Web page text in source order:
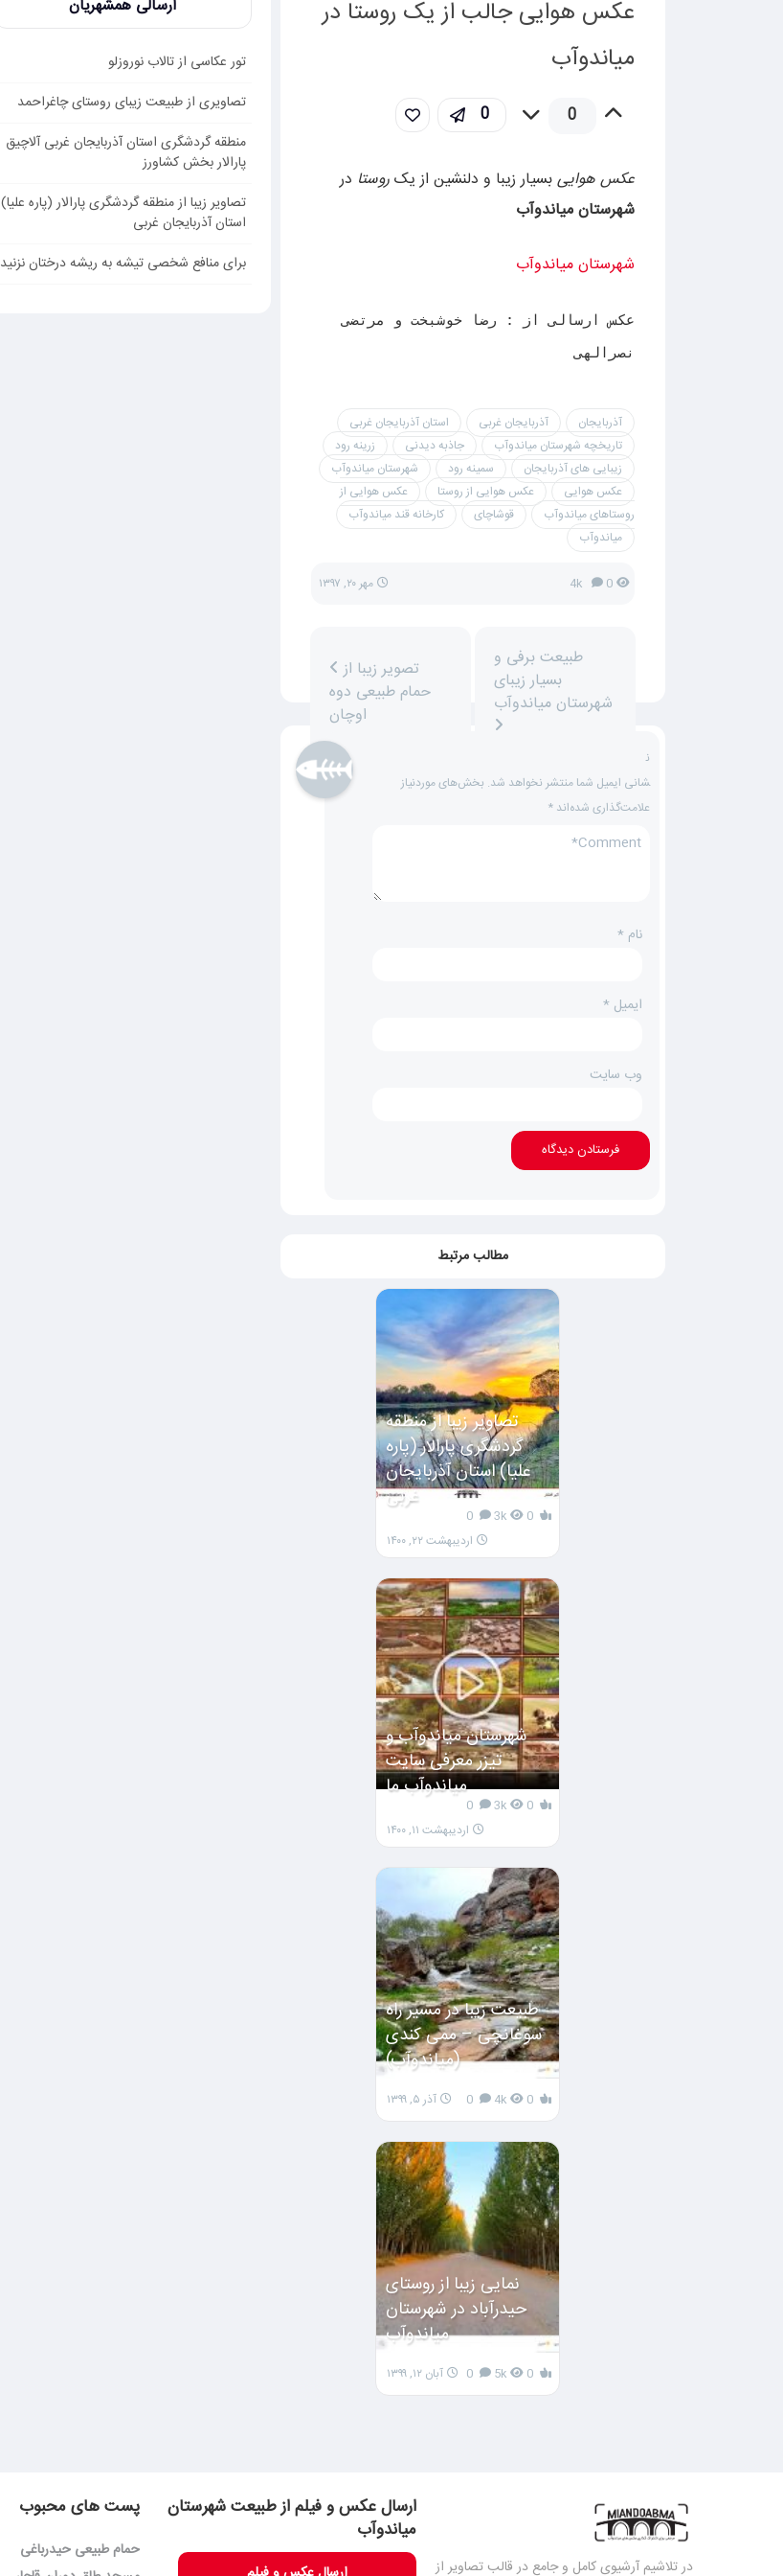
عکس هوایی جالب از یک روستا در
میاندوآب
0
0
عکس هواییبسیار زیبا و دلنشین از یکروستا در
شهرستان میاندوآب
شهرستان میاندوآب
عکس ارسالی از : رضا خوشبخت و مرتضی
نصرالهی
آذربایجان آذربایجان غربی
استان آذربایجان غربی
تاریخچه شهرستان میاندوآب
جاذبه دیدنی
زرینه رود
زیبایی های آذربایجان
سمینه رود
شهرستان میاندوآب
عکس هوایی
عکس هوایی از روستا
عکس هوایی از
روستاهای میاندوآب
قوشاچای
کارخانه قند میاندوآب
میاندوآب
4k 0 مهر ۲۰, ۱۳۹۷
تصویر زیبا از
حمام طبیعی دوه
اوچان
طبیعت برفی و
بسیار زیبای
شهرستان میاندوآب
ن
شانی ایمیل شما منتشر نخواهد شد. بخش‌های موردنیاز
علامت‌گذاری شده‌اند*
نام*
ایمیل*
وب‌ سایت
مطالب مرتبط
تصاویر زیبا از منطقه
گردشگری پارالار (پاره
علیا) استان آذربایجان
غربی
0
3k
0
اردیبهشت ۲۲, ۱۴۰۰
شهرستان میاندوآب و
تیزر معرفی سایت
میاندوآب ما
0
3k
0
اردیبهشت ۱۱, ۱۴۰۰
طبیعت زیبا در مسیر راه
سوغانچی – ممی کندی
(میاندوآب)
0
4k
0 آذر ۵, ۱۳۹۹
نمایی زیبا از روستای
حیدرآباد در شهرستان
میاندوآب
0
5k
0 آبان ۱۲, ۱۳۹۹
ارسالی همشهریان
تور عکاسی از تالاب نوروزلو
تصاویری از طبیعت زیبای روستای چاغراحمد
منطقه گردشگری استان آذربایجان غربی آلاچیق
پارالار بخش کشاورز
تصاویر زیبا از منطقه گردشگری پارالار (پاره علیا)
استان آذربایجان غربی
برای منافع شخصی تیشه به ریشه درختان نزنید
در تلاشیم آرشیوی کامل و جامع در قالب تصاویر از
ارسال عکس و فیلم از طبیعت شهرستان
میاندوآب
پست های محبوب
حمام طبیعی حیدرباغی